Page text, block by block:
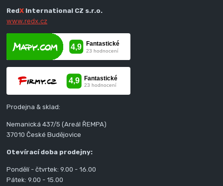
RedX International CZ s.r.o.
www.redx.cz
Prodejna & sklad:
Nemanická 437/5 (Areál ŘEMPA)
37010 České Budějovice
Otevírací doba prodejny:
Pondělí - čtvrtek: 9.00 - 16.00
Pátek: 9.00 - 15.00